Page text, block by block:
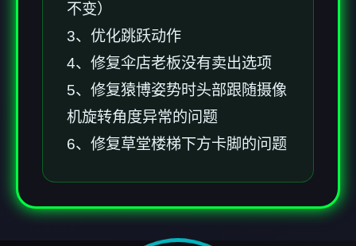
不变）
3、优化跳跃动作
4、修复伞店老板没有卖出选项
5、修复猿博姿势时头部跟随摄像
机旋转角度异常的问题
6、修复草堂楼梯下方卡脚的问题